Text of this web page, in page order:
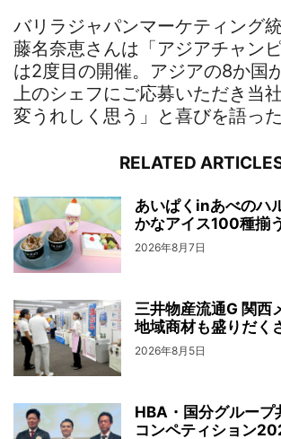
バリラジャパンマーケティング
藤名奈恵さんは「アジアチャン
は2度目の開催。アジアの8か国
上のシェフにご応募いただき当
変うれしく思う」と喜びを語った
RELATED
あいぱくinあべのハ
かなアイス100種揃
2026年8月7日
三井物産流通G 関西
地域商材も盛りだく
2026年8月5日
HBA・国分グループ
コンペティション